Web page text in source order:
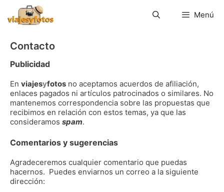
contenido
Menú
Contacto
Publicidad
En viajesyfotos no aceptamos acuerdos de afiliación,
enlaces pagados ni artículos patrocinados o similares. No
mantenemos correspondencia sobre las propuestas que
recibimos en relación con estos temas, ya que las
consideramos spam.
Comentarios y sugerencias
Agradeceremos cualquier comentario que puedas
hacernos. Puedes enviarnos un correo a la siguiente
dirección: